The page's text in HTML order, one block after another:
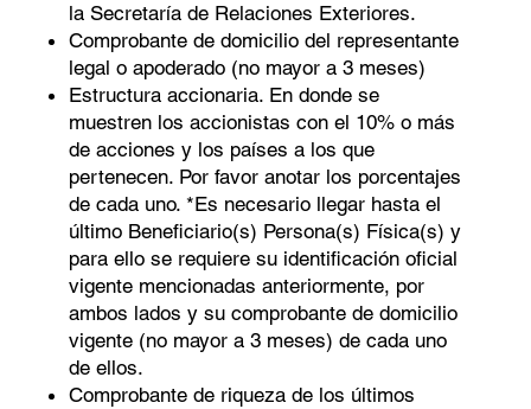
la Secretaría de Relaciones Exteriores.
Comprobante de domicilio del representante
legal o apoderado (no mayor a 3 meses)
Estructura accionaria. En donde se
muestren los accionistas con el 10% o más
de acciones y los países a los que
pertenecen. Por favor anotar los porcentajes
de cada uno. *Es necesario llegar hasta el
último Beneﬁciario(s) Persona(s) Física(s) y
para ello se requiere su identificación oficial
vigente mencionadas anteriormente, por
ambos lados y su comprobante de domicilio
vigente (no mayor a 3 meses) de cada uno
de ellos.
Comprobante de riqueza de los últimos